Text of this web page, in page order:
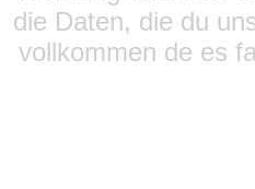
die Daten, die du
vollkommen de es